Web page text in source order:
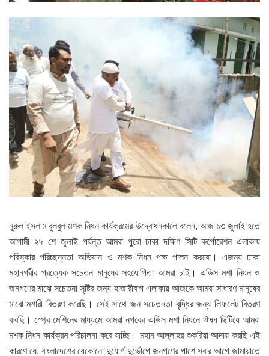
নূরুল ইসলাম বুলবুল মশক নিধন কার্যক্রমের উদ্বোধনকালে বলেন, আজ ১৩ জুলাই হতে
আগামী ২৯ শে জুলাই পর্যন্ত আমরা পুরো ঢাকা দক্ষিণ সিটি কর্পোরেশন এলাকায়
পরিস্কার পরিচ্ছন্নতা অভিযান ও মশক নিধন পক্ষ পালন করবো। এজন্য ঢাকা
মহানগরীর প্রত্যেক সচেতন মানুষের সহযোগিতা আমরা চাই। এডিস মশা নিধন ও
জনগণের মাঝে সচেতনা সৃষ্টির জন্য হাজারীবাগ এলাকায় আজকে আমরা সাধারণ মানুষের
মাঝে মশারী বিতরণ করেছি। সেই সাথে জন সচেতনতা বৃদ্ধির জন্য লিফলেট বিতরণ
করছি। স্প্রে মেশিনের মাধ্যমে আমরা নগরের এডিস মশা নিধনে ঔষধ ছিটিয়ে আমরা
মশক নিধন কার্যক্রম পরিচালনা করে যাচ্ছি। মহান আল্লাহর শুকরিয়া আদায় করছি এই
কারণে যে, বাংলাদেশের যেকোনো দুযোর্গ দুর্ভোগে জনগণের পাশে সবার আগে জামায়াতে